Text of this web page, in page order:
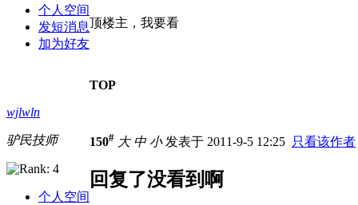
个人空间
发短消息
加为好友
顶楼主，我要看
TOP
wjlwln
驴民技师
个人空间
150# 大 中 小发表于 2011-9-5 12:25 只看该作者
回复了没看到啊